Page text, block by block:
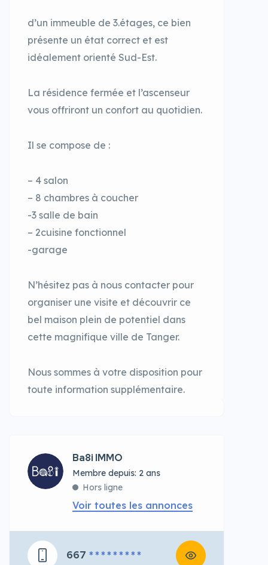
d’un immeuble de 3.étages, ce bien
présente un état correct et est
idéalement orienté Sud-Est.
La résidence fermée et l’ascenseur
vous offriront un confort au quotidien.
Il se compose de :
– 4 salon
– 8 chambres à coucher
-3 salle de bain
– 2cuisine fonctionnel
-garage
N’hésitez pas à nous contacter pour
organiser une visite et découvrir ce
bel maison plein de potentiel dans
cette magnifique ville de Tanger.
Nous sommes à votre disposition pour
toute information supplémentaire.
Ba8i IMMO
Membre depuis: 2 ans
Hors ligne
Voir toutes les annonces
667 * * * * * * * * *